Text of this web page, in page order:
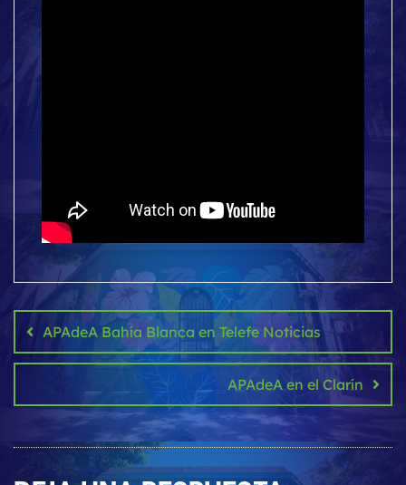
Navegación
de
entradas
APAdeA Bahía Blanca en Telefe Noticias
APAdeA en el Clarín